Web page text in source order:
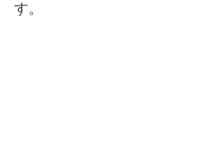
す。